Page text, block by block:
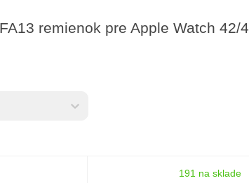
remienok pre Apple Watch 42/
191 na sklade